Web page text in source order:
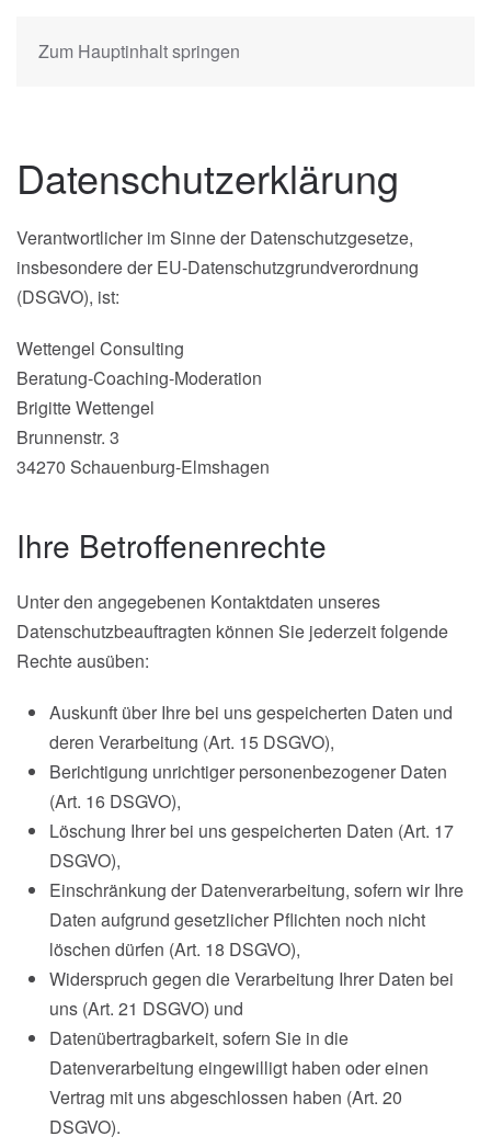
Zum Hauptinhalt springen
Datenschutzerklärung
Verantwortlicher im Sinne der Datenschutzgesetze,
insbesondere der EU-Datenschutzgrundverordnung
(DSGVO), ist:
Wettengel Consulting
Beratung-Coaching-Moderation
Brigitte Wettengel
Brunnenstr. 3
34270 Schauenburg-Elmshagen
Ihre Betroffenenrechte
Unter den angegebenen Kontaktdaten unseres
Datenschutzbeauftragten können Sie jederzeit folgende
Rechte ausüben:
Auskunft über Ihre bei uns gespeicherten Daten und
deren Verarbeitung (Art. 15 DSGVO),
Berichtigung unrichtiger personenbezogener Daten
(Art. 16 DSGVO),
Löschung Ihrer bei uns gespeicherten Daten (Art. 17
DSGVO),
Einschränkung der Datenverarbeitung, sofern wir Ihre
Daten aufgrund gesetzlicher Pflichten noch nicht
löschen dürfen (Art. 18 DSGVO),
Widerspruch gegen die Verarbeitung Ihrer Daten bei
uns (Art. 21 DSGVO) und
Datenübertragbarkeit, sofern Sie in die
Datenverarbeitung eingewilligt haben oder einen
Vertrag mit uns abgeschlossen haben (Art. 20
DSGVO).